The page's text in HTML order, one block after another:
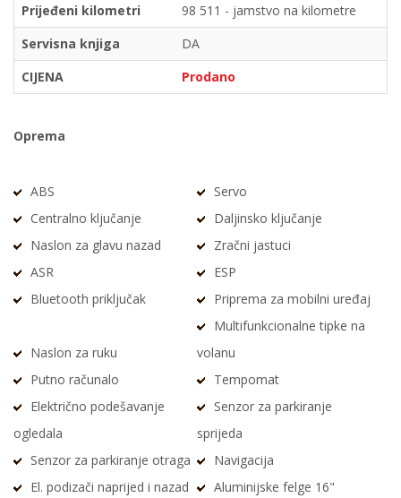
Prijeđeni kilometri
98 511 - jamstvo na kilometre
Servisna knjiga
DA
CIJENA
Prodano
Oprema
ABS
Servo
Centralno ključanje
Daljinsko ključanje
Naslon za glavu nazad
Zračni jastuci
ASR
ESP
Bluetooth priključak
Priprema za mobilni uređaj
Naslon za ruku
Multifunkcionalne tipke na
volanu
Putno računalo
Tempomat
Električno podešavanje
ogledala
Senzor za parkiranje
sprijeda
Senzor za parkiranje otraga
Navigacija
El. podizači naprijed i nazad
Aluminijske felge 16"